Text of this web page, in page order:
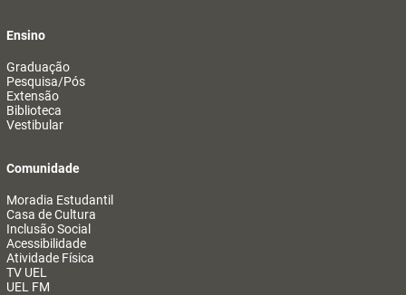
Ensino
Graduação
Pesquisa/Pós
Extensão
Biblioteca
Vestibular
Comunidade
Moradia Estudantil
Casa de Cultura
Inclusão Social
Acessibilidade
Atividade Física
TV UEL
UEL FM